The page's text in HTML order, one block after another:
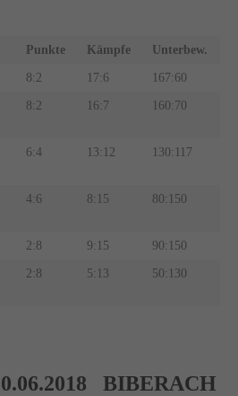
Punkte Kämpfe Unterbew.
8:2 17:6 167:60
8:2 16:7 160:70
6:4 13:12 130:117
4:6 8:15 80:150
2:8 9:15 90:150
2:8 5:13 50:130
BIBERACH